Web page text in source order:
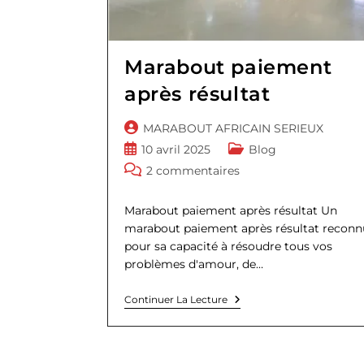
Marabout paiement
après résultat
Auteur/autrice
de
la
publication :
MARABOUT AFRICAIN SERIEUX
Publication
publiée :
10 avril 2025
Post
category:
Blog
Commentaires
la
publication :
2 commentaires
Marabout paiement après résultat Un
marabout paiement après résultat
pour sa capacité à résoudre tous vos
problèmes d'amour, de…
Continuer La LectureMarabout
Paiement
Après